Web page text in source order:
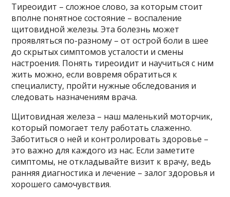
Тиреоидит – сложное слово, за которым стоит
вполне понятное состояние – воспаление
щитовидной железы. Эта болезнь может
проявляться по-разному – от острой боли в шее
до скрытых симптомов усталости и смены
настроения. Понять тиреоидит и научиться с ним
жить можно, если вовремя обратиться к
специалисту, пройти нужные обследования и
следовать назначениям врача.
Щитовидная железа – наш маленький моторчик,
который помогает телу работать слаженно.
Заботиться о ней и контролировать здоровье –
это важно для каждого из нас. Если заметите
симптомы, не откладывайте визит к врачу, ведь
ранняя диагностика и лечение – залог здоровья и
хорошего самочувствия.